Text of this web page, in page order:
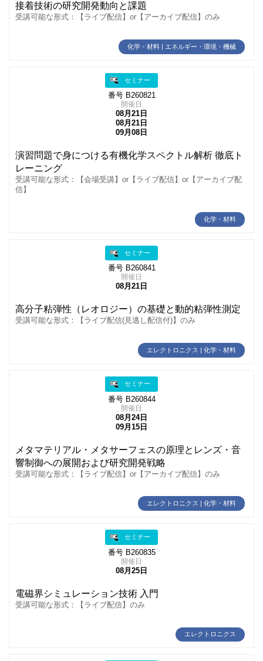
接着技術の研究開発動向と課題
受講可能な形式：【ライブ配信】or【アーカイブ配信】のみ
化学・材料 | エネルギー・環境・機械
セミナー
番号 B260821
開催日
08月21日
08月21日
09月08日
演習問題で身につける有機化学スペクトル解析 徹底ト
レーニング
受講可能な形式：【会場受講】or【ライブ配信】or【アーカイブ配
信】
化学・材料
セミナー
番号 B260841
開催日
08月21日
高分子粘弾性（レオロジー）の基礎と動的粘弾性測定
受講可能な形式：【ライブ配信(見逃し配信付)】のみ
エレクトロニクス | 化学・材料
セミナー
番号 B260844
開催日
08月24日
09月15日
メタマテリアル・メタサーフェスの原理とレンズ・音
響制御への展開および研究開発戦略
受講可能な形式：【ライブ配信】or【アーカイブ配信】のみ
エレクトロニクス | 化学・材料
セミナー
番号 B260835
開催日
08月25日
電磁界シミュレーション技術 入門
受講可能な形式：【ライブ配信】のみ
エレクトロニクス